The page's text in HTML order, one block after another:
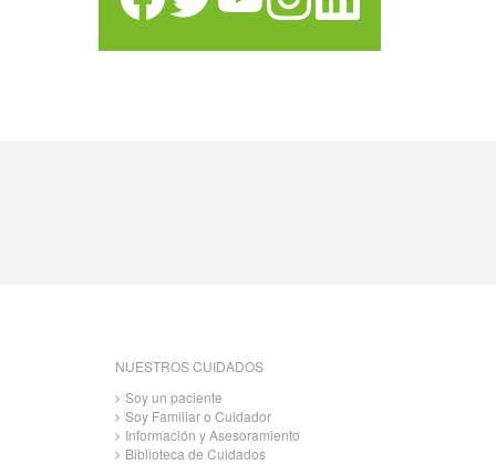
NUESTROS CUIDADOS
Soy un paciente
Soy Familiar o Cuidador
Información y Asesoramiento
Biblioteca de Cuidados